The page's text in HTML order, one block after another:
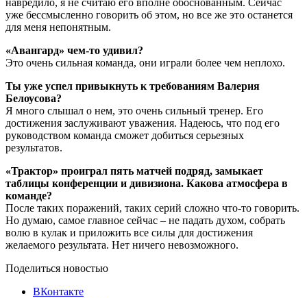
уже бессмысленно говорить об этом, но все же это останется
для меня непонятным.
«Авангард» чем-то удивил?
Это очень сильная команда, они играли более чем неплохо.
Ты уже успел привыкнуть к требованиям Валерия
Белоусова?
Я много слышал о нем, это очень сильный тренер. Его
достижения заслуживают уважения. Надеюсь, что под его
руководством команда сможет добиться серьезных
результатов.
«Трактор» проиграл пять матчей подряд, замыкает
таблицы конференции и дивизиона. Какова атмосфера в
команде?
После таких поражений, таких серий сложно что-то говорить.
Но думаю, самое главное сейчас – не падать духом, собрать
волю в кулак и приложить все силы для достижения
желаемого результата. Нет ничего невозможного.
Поделиться новостью
ВКонтакте